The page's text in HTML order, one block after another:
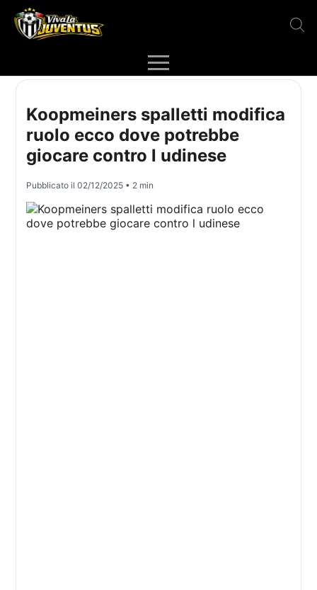
Koopmeiners spalletti modifica
ruolo ecco dove potrebbe
giocare contro l udinese
Pubblicato il02/12/2025 • 2 min